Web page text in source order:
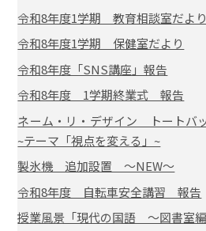
令和8年度1学期 教育相談室だよ
令和8年度1学期 保健室だより
令和8年度「SNS講座」報告
令和8年度 1学期終業式 報告
ネーム・リ・デザイン トートバ
~テーマ「視点を変える」~
製氷機 追加設置 ～NEW～
令和8年度 自転車安全講習 報告
授業風景「現代の国語 ～図書室編